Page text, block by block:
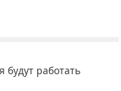
работать